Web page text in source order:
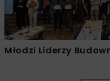
Młodzi Liderzy